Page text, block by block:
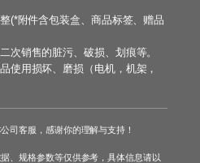
(*附件含包装盒、商品标签、赠品
次销售的脏污、破损、划痕等。
使用损坏、磨损（电机，机架，
司客服，感谢你的理解与支持！
、规格参数等仅供参考，具体信息请以